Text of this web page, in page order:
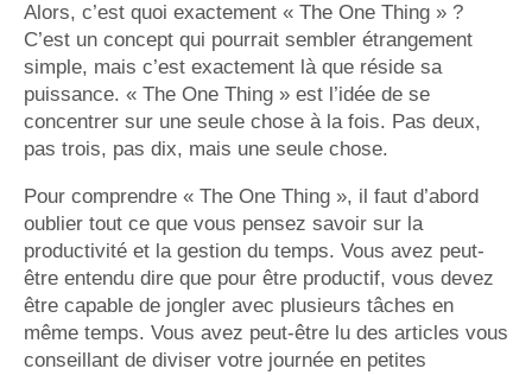
Alors, c’est quoi exactement « The One Thing » ?
C’est un concept qui pourrait sembler étrangement
simple, mais c’est exactement là que réside sa
puissance. « The One Thing » est l’idée de se
concentrer sur une seule chose à la fois. Pas deux,
pas trois, pas dix, mais une seule chose.
Pour comprendre « The One Thing », il faut d’abord
oublier tout ce que vous pensez savoir sur la
productivité et la gestion du temps. Vous avez peut-
être entendu dire que pour être productif, vous devez
être capable de jongler avec plusieurs tâches en
même temps. Vous avez peut-être lu des articles vous
conseillant de diviser votre journée en petites